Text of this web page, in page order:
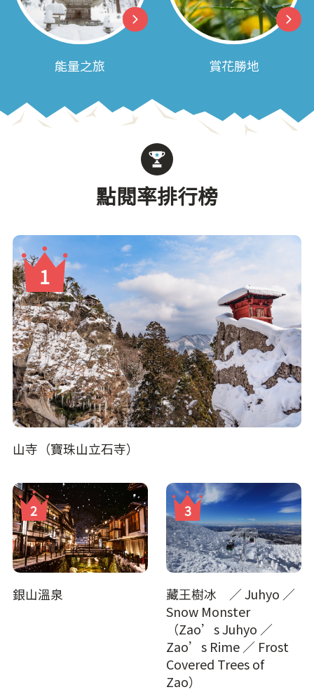
能量之旅 賞花勝地
點閱率排行榜
山寺（寶珠山立石寺）
銀山溫泉
藏王樹冰 ／ Juhyo ／
Snow Monster
（Zao’s Juhyo ／
Zao’s Rime ／ Frost
Covered Trees of
Zao）